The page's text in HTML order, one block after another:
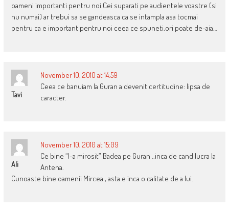
oameni importanti pentru noi.Cei suparati pe audientele voastre (si
nu numai) ar trebui sa se gandeasca ca se intampla asa tocmai
pentru ca e important pentru noi ceea ce spuneti,ori poate de-aia…
Tavi
November 10, 2010 at 14:59
Ceea ce banuiam la Guran a devenit certitudine: lipsa de
caracter.
Ali
November 10, 2010 at 15:09
Ce bine “l-a mirosit” Badea pe Guran ..inca de cand lucra la
Antena.
Cunoaste bine oamenii Mircea , asta e inca o calitate de a lui.